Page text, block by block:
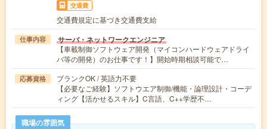
交通費
交通費規定に基づき交通費支給
仕事内容 サーバ・ネットワークエンジニア
【車載制御ソフトウェア開発（マイコンハードウェアドライ
バ等の開発）のお仕事です！】開始時期相談可能で…
応募資格
ブランクOK / 英語力不要
【必要なご経験】ソフトウエア制御/機能・論理設計・コーデ
ィング【活かせるスキル】C言語、C++学歴不…
職場の雰囲気